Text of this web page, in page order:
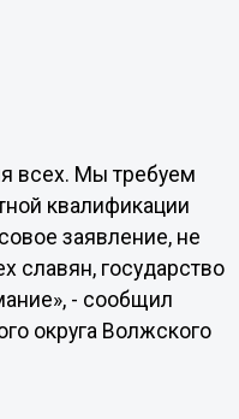
всех. Мы требуем
квалификации
заявление, не
славян, государство
- сообщил
округа Волжского